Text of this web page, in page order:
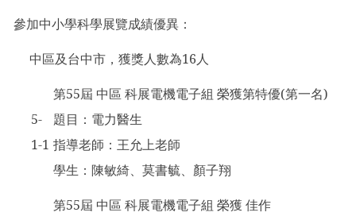
參加中小學科學展覽成績優異：
中區及台中市，獲獎人數為16人
5-
1-1
第55屆 中區 科展電機電子組 榮獲第特優(第一名)
題目：電力醫生
指導老師：王允上老師
學生：陳敏綺、莫書毓、顏子翔
第55屆 中區 科展電機電子組 榮獲 佳作